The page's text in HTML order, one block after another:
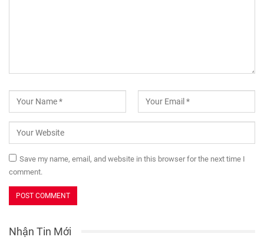
Save my name, email, and website in this browser for the next time I
comment.
Nhận Tin Mới